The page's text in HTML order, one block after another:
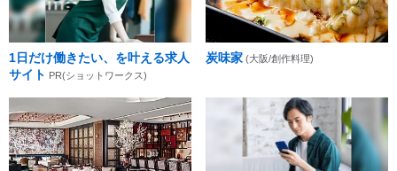
1日だけ働きたい、を叶える求人
サイト PR(ショットワークス)
炭味家 (大阪/創作料理)